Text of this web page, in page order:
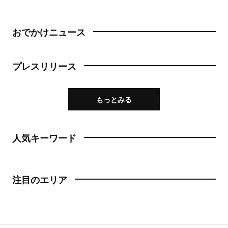
おでかけニュース
プレスリリース
もっとみる
人気キーワード
注目のエリア